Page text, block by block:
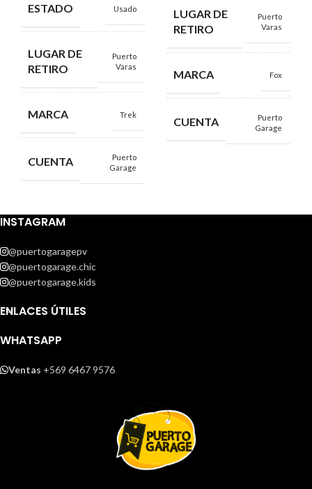
ESTADO Usado
LUGAR DE
RETIRO
Puerto
Varas
MARCA Trek
CUENTA
Puerto
Garage
LUGAR DE
RETIRO
Puerto
Varas
MARCA Fox
CUENTA
Puerto
Garage
INSTAGRAM
@puertogaragepv
@puertogarage.chic
@puertogarage.kids
ENLACES ÚTILES
WHATSAPP
Ventas +569 6467 9576